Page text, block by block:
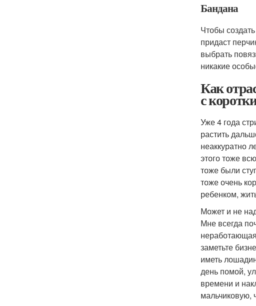
Бандана
Чтобы
придаст
выбрать
никакие
Как
с
Уже 4 года
растить
неаккуратно
этого тоже
тоже были
тоже очень
ребенком,
Может и не
Мне всегда
заметьте
иметь
день помой,
времени и